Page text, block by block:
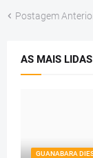
Postagem
AS MAIS
GUANABARA